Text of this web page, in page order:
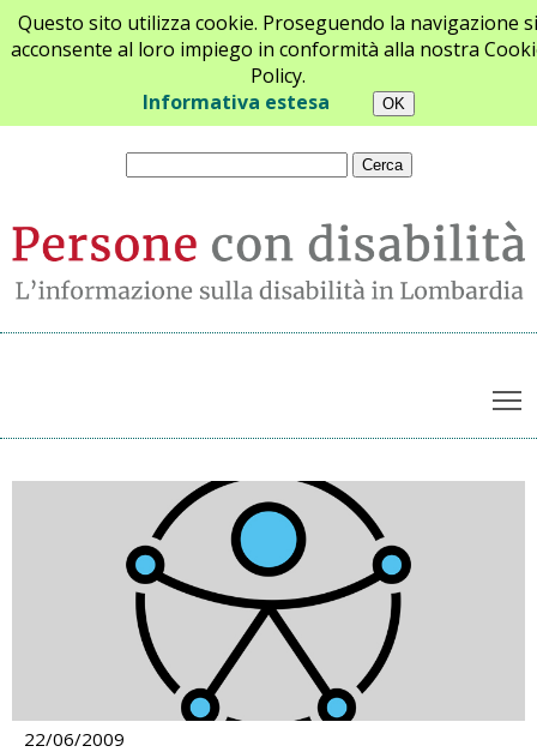
Questo sito utilizza cookie. Proseguendo la navigazione si
acconsente al loro impiego in conformità alla nostra
Policy.
Informativa estesa
Chi siamo Newsletter Contatti
Archivio notizie
22/06/2009